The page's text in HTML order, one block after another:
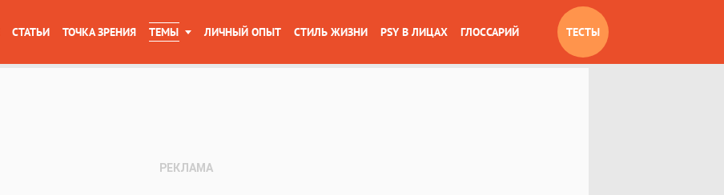
СТАТЬИ ТОЧКА ЗРЕНИЯ ТЕМЫ ЛИЧНЫЙ ОПЫТ СТИЛЬ ЖИЗНИ PSY В ЛИЦАХ ГЛОССАРИЙ ТЕСТЫ